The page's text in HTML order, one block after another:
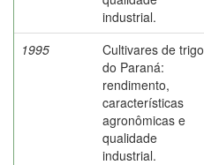
industrial.
1995
Cultivares de trigo
do Paraná:
rendimento,
características
agronômicas e
qualidade
industrial.